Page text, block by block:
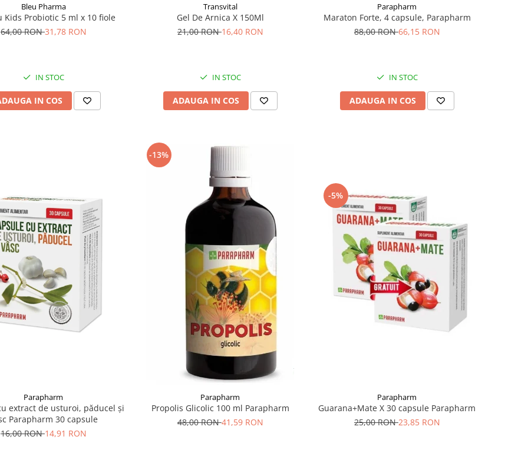
Bleu Pharma
Kids Probiotic 5 ml x 10 fiole
64,00 RON31,78 RON
IN STOC
IN COS
Transvital
Gel De Arnica X 150Ml
21,00 RON16,40 RON
IN STOC
ADAUGA IN COS
Parapharm
Maraton Forte, 4 capsule, Parapharm
88,00 RON66,15 RON
IN STOC
ADAUGA IN COS
Parapharm
extract de usturoi, păducel și
Parapharm 30 capsule
16,00 RON14,91 RON
-13%
Parapharm
Propolis Glicolic 100 ml Parapharm
48,00 RON41,59 RON
-5%
Parapharm
Guarana+Mate X 30 capsule Parapharm
25,00 RON23,85 RON